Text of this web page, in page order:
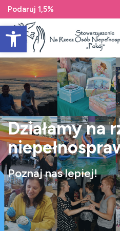
Open toolbar
Podaruj 1,5%
Działamy na
Poznaj nas lepiej!